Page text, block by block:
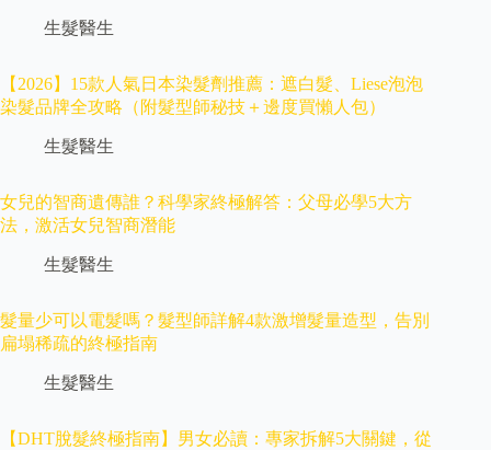
生髮醫生
【2026】15款人氣日本染髮劑推薦：遮白髮、Liese泡泡
染髮品牌全攻略（附髮型師秘技＋邊度買懶人包）
生髮醫生
女兒的智商遺傳誰？科學家終極解答：父母必學5大方
法，激活女兒智商潛能
生髮醫生
髮量少可以電髮嗎？髮型師詳解4款激增髮量造型，告別
扁塌稀疏的終極指南
生髮醫生
【DHT脫髮終極指南】男女必讀：專家拆解5大關鍵，從